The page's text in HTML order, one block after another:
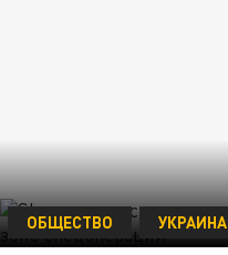
ОБЩЕСТВО УКРАИНА